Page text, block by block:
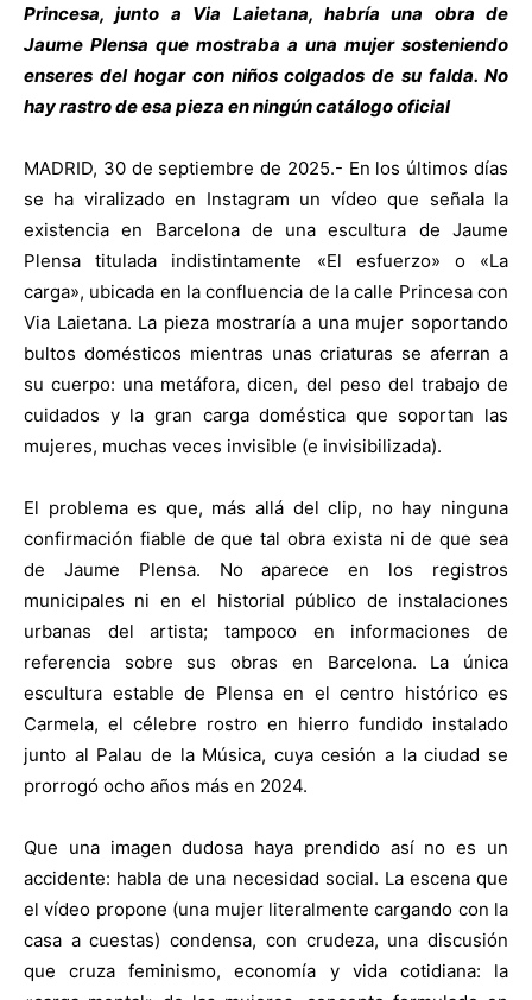
Princesa, junto a Via Laietana, habría una obra de
Jaume Plensa que mostraba a una mujer sosteniendo
enseres del hogar con niños colgados de su falda. No
hay rastro de esa pieza en ningún catálogo oficial
MADRID, 30 de septiembre de 2025.- En los últimos días
se ha viralizado en Instagram un vídeo que señala la
existencia en Barcelona de una escultura de Jaume
Plensa titulada indistintamente «El esfuerzo» o «La
carga», ubicada en la confluencia de la calle Princesa con
Via Laietana. La pieza mostraría a una mujer soportando
bultos domésticos mientras unas criaturas se aferran a
su cuerpo: una metáfora, dicen, del peso del trabajo de
cuidados y la gran carga doméstica que soportan las
mujeres, muchas veces invisible (e invisibilizada).
El problema es que, más allá del clip, no hay ninguna
confirmación fiable de que tal obra exista ni de que sea
de Jaume Plensa. No aparece en los registros
municipales ni en el historial público de instalaciones
urbanas del artista; tampoco en informaciones de
referencia sobre sus obras en Barcelona. La única
escultura estable de Plensa en el centro histórico es
Carmela, el célebre rostro en hierro fundido instalado
junto al Palau de la Música, cuya cesión a la ciudad se
prorrogó ocho años más en 2024.
Que una imagen dudosa haya prendido así no es un
accidente: habla de una necesidad social. La escena que
el vídeo propone (una mujer literalmente cargando con la
casa a cuestas) condensa, con crudeza, una discusión
que cruza feminismo, economía y vida cotidiana: la